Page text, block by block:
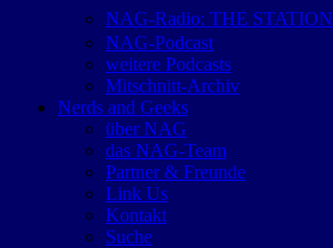
NAG-Radio: THE STATION
NAG-Podcast
weitere Podcasts
Mitschnitt-Archiv
Nerds and Geeks
über NAG
das NAG-Team
Partner & Freunde
Link Us
Kontakt
Suche